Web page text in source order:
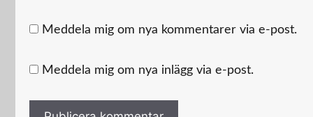
Meddela mig om nya kommentarer via e-post.
Meddela mig om nya inlägg via e-post.